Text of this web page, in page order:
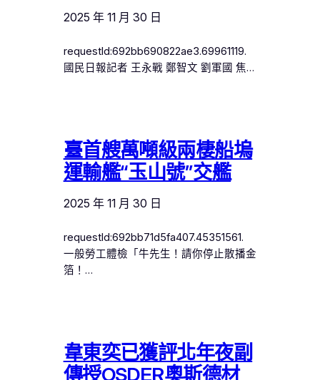
2025 年 11 月 30 日
requestId:692bb690822ae3.69961119.
國民日報記者 王永戰 鄭智文 劉軍國 焦…
臺首艘萬噸級兩棲船塢
運輸艦“玉山號”交艦
2025 年 11 月 30 日
requestId:692bb71d5fa407.45351561.
一般勞工體檢「牛先生！請你停止散播金
箔！…
韋東奕已獲評北年夜副
傳授OSDER奧斯德材